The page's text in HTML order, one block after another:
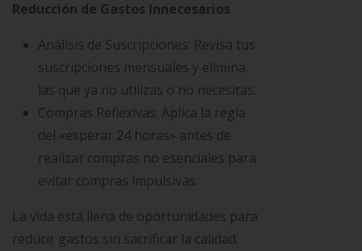
Reducción de Gastos Innecesarios
Análisis de Suscripciones: Revisa tus
suscripciones mensuales y elimina
las que ya no utilizas o no necesitas.
Compras Reflexivas: Aplica la regla
del «esperar 24 horas» antes de
realizar compras no esenciales para
evitar compras impulsivas.
La vida está llena de oportunidades para
reducir gastos sin sacrificar la calidad.